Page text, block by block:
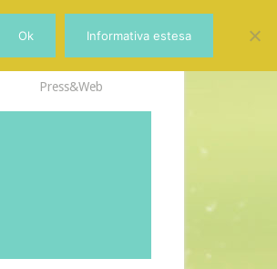
Press&Web
Ok Informativa estesa